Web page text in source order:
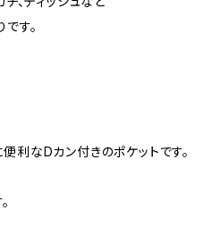
す。
利なDカン付きのポケットです。